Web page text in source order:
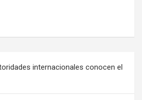
internacionales conocen el